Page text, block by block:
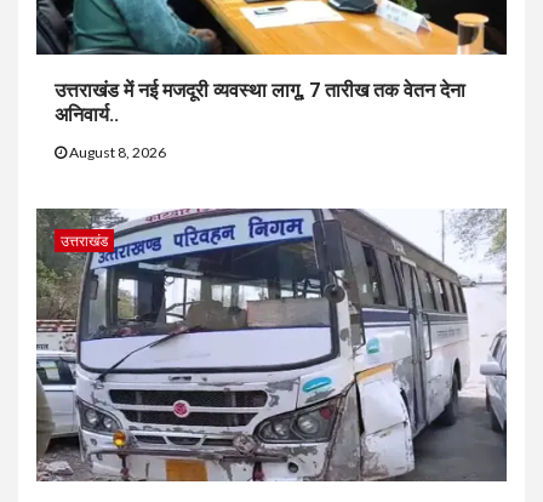
उत्तराखंड में नई मजदूरी व्यवस्था लागू, 7 तारीख तक वेतन देना
अनिवार्य..
August 8, 2026
उत्तराखंड